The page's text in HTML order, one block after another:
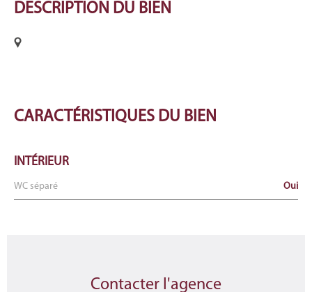
DESCRIPTION DU BIEN
CARACTÉRISTIQUES DU BIEN
INTÉRIEUR
WC séparé Oui
Contacter l'agence